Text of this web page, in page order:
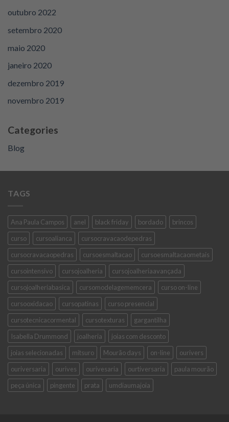
outubro 2022
setembro 2020
maio 2020
janeiro 2020
dezembro 2019
novembro 2019
Categories
Blog
TAGS
Ana Paula Campos anel black friday bordado
brincos
curso
cursoalianca
cursocravacaodepedras
cursocravacaopedras
cursoesmaltacao
cursoesmaltacaometais
cursointensivo
cursojoalheria
cursojoalheriaavançada
cursojoalheriabasica
cursomodelagememcera
curso on-line
cursooxidacao
cursopatinas
curso presencial
cursotecnicacormental
cursotexturas
gargantilha
Isabella Drummond
joalheria
joias com desconto
joias selecionadas
mitsuro Mourão days on-line
ourivers
ouriversaria
ourives ourivesaria ourtiversaria
paula mourão
peça única
pingente prata umdiaumajoia